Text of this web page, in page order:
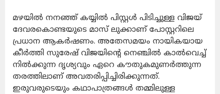
മഴയിൽ നനഞ്ഞ് കയ്യിൽ പിസ്റ്റൾ പിടിച്ചുള്ള വിജയ്
ദേവരകൊണ്ടയുടെ മാസ് ലുക്കാണ് പോസ്റ്ററിലെ
പ്രധാന ആകർഷണം. അതേസമയം നായികയായ
കീർത്തി സുരേഷ് വിജയിന്റെ നെഞ്ചിൽ കാൽവെച്ച്
നിൽക്കുന്ന ദൃശ്യവും ഏറെ കൗതുകമുണർത്തുന്ന
തരത്തിലാണ് അവതരിപ്പിച്ചിരിക്കുന്നത്.
ഇരുവരുടെയും കഥാപാത്രങ്ങൾ തമ്മിലുള്ള